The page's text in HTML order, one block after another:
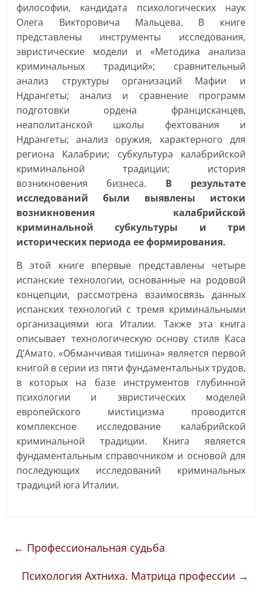
философии, кандидата психологических наук
Олега Викторовича Мальцева. В книге
представлены инструменты исследования,
эвристические модели и «Методика анализа
криминальных традиций»; сравнительный
анализ структуры организаций Мафии и
Ндрангеты; анализ и сравнение программ
подготовки ордена францисканцев,
неаполитанской школы фехтования и
Ндрангеты; анализ оружия, характерного для
региона Калабрии; субкультура калабрийской
криминальной традиции; история
возникновения бизнеса. В результате
исследований были выявлены истоки
возникновения калабрийской
криминальной субкультуры и три
исторических периода ее формирования.
В этой книге впервые представлены четыре
испанские технологии, основанные на родовой
концепции, рассмотрена взаимосвязь данных
испанских технологий с тремя криминальными
организациями юга Италии. Также эта книга
описывает технологическую основу стиля Каса
Д’Амато. «Обманчивая тишина» является первой
книгой в серии из пяти фундаментальных трудов,
в которых на базе инструментов глубинной
психологии и эвристических моделей
европейского мистицизма проводится
комплексное исследование калабрийской
криминальной традиции. Книга является
фундаментальным справочником и основой для
последующих исследований криминальных
традиций юга Италии.
← Профессиональная судьба
Психология Ахтниха. Матрица профессии →